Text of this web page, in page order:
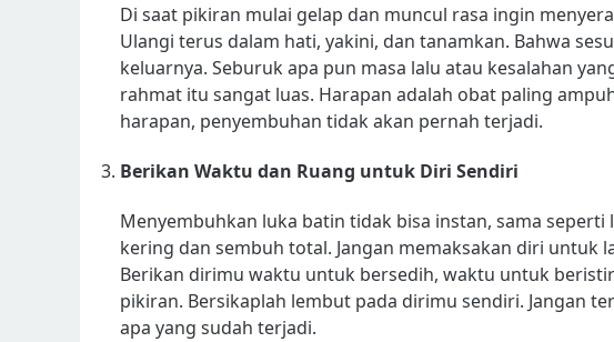
Di saat pikiran mulai gelap dan muncul rasa ingin
Ulangi terus dalam hati, yakini, dan tanamkan. Bahwa
keluarnya. Seburuk apa pun masa lalu atau kesalahan
rahmat itu sangat luas. Harapan adalah obat paling
harapan, penyembuhan tidak akan pernah terjadi.
Berikan Waktu dan Ruang untuk Diri Sendiri
Menyembuhkan luka batin tidak bisa instan, sama
kering dan sembuh total. Jangan memaksakan diri untuk
Berikan dirimu waktu untuk bersedih, waktu untuk
pikiran. Bersikaplah lembut pada dirimu sendiri. Jangan
apa yang sudah terjadi.